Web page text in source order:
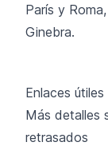
París y
Ginebra.
Enlaces útiles
Más detalles
retrasados